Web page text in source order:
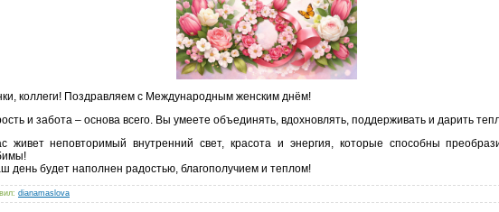
коллеги! Поздравляем с Международным женским днём!
и забота – основа всего. Вы умеете объединять, вдохновлять, поддерживать и дарить
живет неповторимый внутренний свет, красота и энергия, которые способны
день будет наполнен радостью, благополучием и теплом!
: dianamaslova